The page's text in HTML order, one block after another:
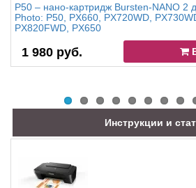
P50 – нано-картридж Bursten-NANO 2
Photo: P50, PX660, PX720WD,
PX820FWD, PX650
1 980 руб.
Инструкции и